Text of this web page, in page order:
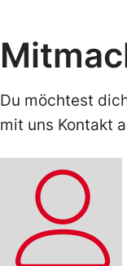
Du möchtest
mit uns Kontakt